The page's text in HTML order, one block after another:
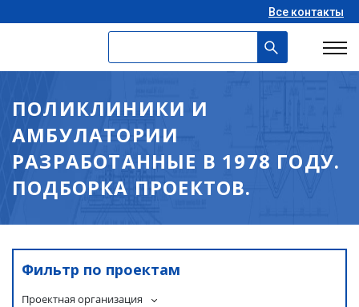
Все контакты
ПОЛИКЛИНИКИ И
АМБУЛАТОРИИ
РАЗРАБОТАННЫЕ В 1978 ГОДУ.
ПОДБОРКА ПРОЕКТОВ.
Фильтр по проектам
Проектная организация